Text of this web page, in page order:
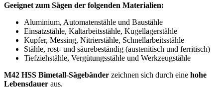
Geeignet zum Sägen der folgenden Materialien:
Aluminium, Automatenstähle und Baustähle
Einsatzstähle, Kaltarbeitsstähle, Kugellagerstähle
Kupfer, Messing, Nitrierstähle, Schnellarbeitsstähle
Stähle, rost- und säurebeständig (austenitisch und ferritisch)
Tiefziehstähle, Vergütungsstähle und Werkzeugstähle
M42 HSS Bimetall-Sägebänder zeichnen sich durch eine hohe
Lebensdauer aus.